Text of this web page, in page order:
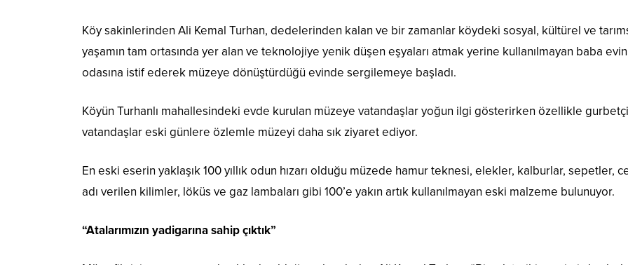
Köy sakinlerinden Ali Kemal Turhan, dedelerinden kalan ve bir zamanlar köydeki sosyal, kültürel ve
yaşamın tam ortasında yer alan ve teknolojiye yenik düşen eşyaları atmak yerine kullanılmayan baba
odasına istif ederek müzeye dönüştürdüğü evinde sergilemeye başladı.
Köyün Turhanlı mahallesindeki evde kurulan müzeye vatandaşlar yoğun ilgi gösterirken özellikle gurbetçi
vatandaşlar eski günlere özlemle müzeyi daha sık ziyaret ediyor.
En eski eserin yaklaşık 100 yıllık odun hızarı olduğu müzede hamur teknesi, elekler, kalburlar, sepetler,
adı verilen kilimler, löküs ve gaz lambaları gibi 100’e yakın artık kullanılmayan eski malzeme bulunuyor.
“Atalarımızın yadigarına sahip çıktık”